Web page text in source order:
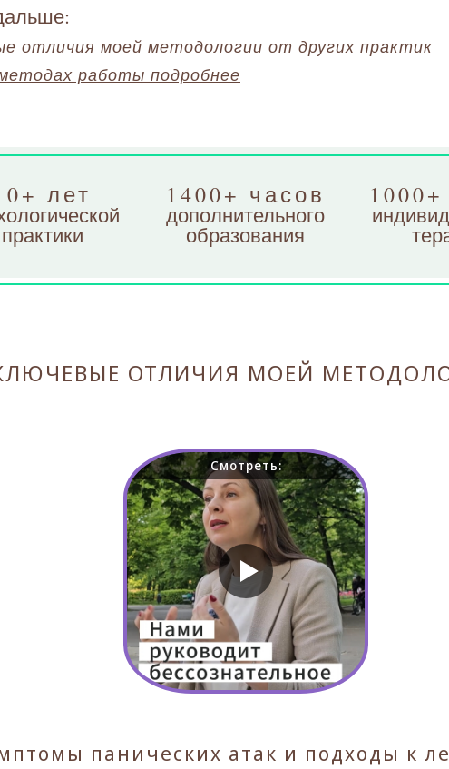
отличия моей методологии от других практик
работы подробнее
лет
практики
1400+ часов
дополнительного
образования
ОТЛИЧИЯ МОЕЙ
Смотреть:
панических атак и подходы к